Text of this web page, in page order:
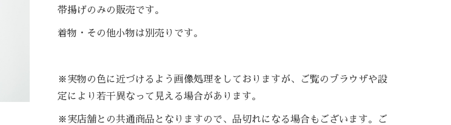
帯揚げのみの販売です。
着物・その他小物は別売りです。
※実物の色に近づけるよう画像処理をしておりますが、ご覧のブラウザや設
定により若干異なって見える場合があります。
※実店舗との共通商品となりますので、品切れになる場合もございます。ご